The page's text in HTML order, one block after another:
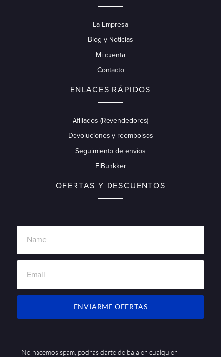
La Empresa
Blog y Noticias
Mi cuenta
Contacto
ENLACES RÁPIDOS
Afiliados (Revendedores)
Devoluciones y reembolsos
Seguimiento de envios
ElBunkker
OFERTAS Y DESCUENTOS
ENVIARME OFERTAS
No hacemos spam, podrás darte de baja en cualquier